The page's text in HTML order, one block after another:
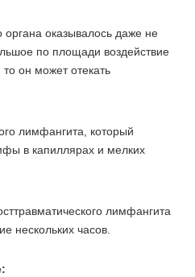
органа оказывалось даже не
по площади воздействие
он может отекать
лимфангита, который
в капиллярах и мелких
лимфангита
нескольких часов.